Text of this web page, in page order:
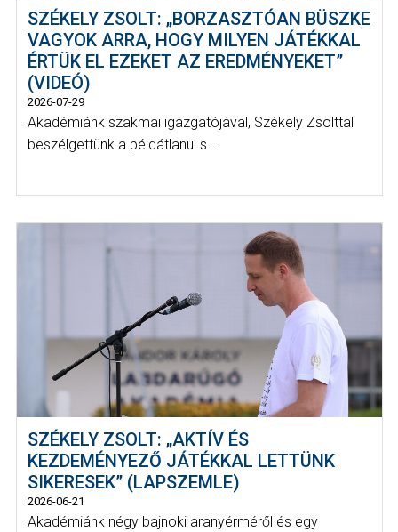
SZÉKELY ZSOLT: „BORZASZTÓAN BÜSZKE
VAGYOK ARRA, HOGY MILYEN JÁTÉKKAL
ÉRTÜK EL EZEKET AZ EREDMÉNYEKET”
(VIDEÓ)
2026-07-29
Akadémiánk szakmai igazgatójával, Székely Zsolttal
beszélgettünk a példátlanul s...
SZÉKELY ZSOLT: „AKTÍV ÉS
KEZDEMÉNYEZŐ JÁTÉKKAL LETTÜNK
SIKERESEK” (LAPSZEMLE)
2026-06-21
Akadémiánk négy bajnoki aranyérméről és egy